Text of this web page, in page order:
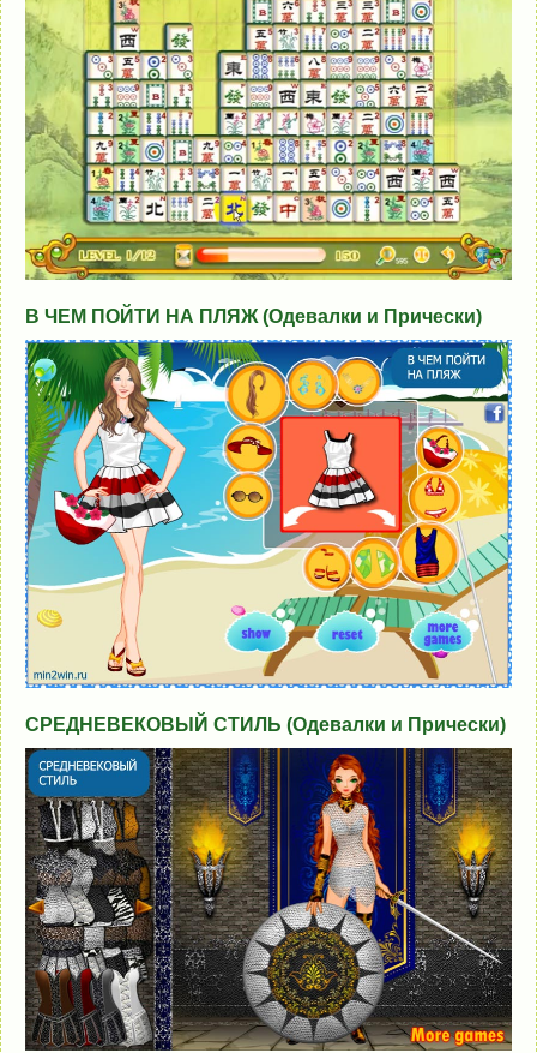
В ЧЕМ ПОЙТИ НА ПЛЯЖ (Одевалки и Прически)
СРЕДНЕВЕКОВЫЙ СТИЛЬ (Одевалки и Прически)